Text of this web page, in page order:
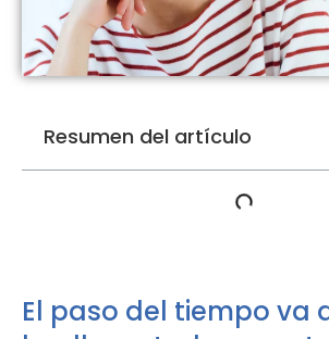
Resumen del artículo
El paso del tiempo va